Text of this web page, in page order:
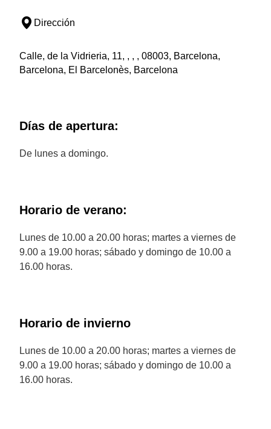
Dirección
Calle, de la Vidrieria, 11, , , , 08003, Barcelona,
Barcelona, El Barcelonès, Barcelona
Días de apertura:
De lunes a domingo.
Horario de verano:
Lunes de 10.00 a 20.00 horas; martes a viernes de
9.00 a 19.00 horas; sábado y domingo de 10.00 a
16.00 horas.
Horario de invierno
Lunes de 10.00 a 20.00 horas; martes a viernes de
9.00 a 19.00 horas; sábado y domingo de 10.00 a
16.00 horas.